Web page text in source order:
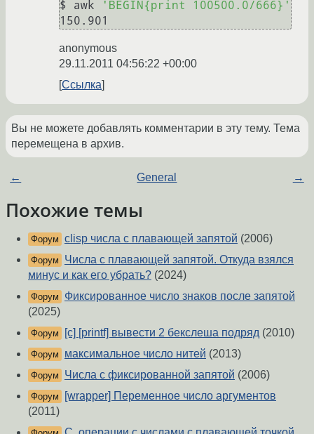
$ awk
'BEGIN{print 100500.0/666}'
150.901
anonymous
29.11.2011 04:56:22 +00:00
Ссылка
Вы не можете добавлять комментарии в эту тему. Тема
перемещена в архив.
← General →
Похожие темы
Форум clisp числа с плавающей запятой (2006)
Форум
Числа с плавающей запятой. Откуда взялся
минус и как его убрать? (2024)
Форум
Фиксированное число знаков после запятой
(2025)
Форум [c] [printf] вывести 2 бекслеша подряд (2010)
Форум максимальное число нитей (2013)
Форум Числа с фиксированной запятой (2006)
Форум
[wrapper] Переменное число аргументов
(2011)